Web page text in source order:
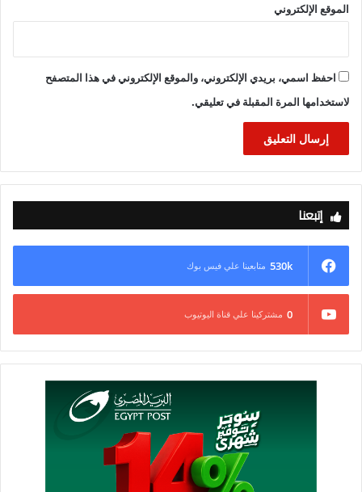
الموقع الإلكتروني
احفظ اسمي، بريدي الإلكتروني، والموقع الإلكتروني في هذا المتصفح
لاستخدامها المرة المقبلة في تعليقي.
إتبعنا
530k متابعينا علي فيس بوك
0 مشتركينا علي قناة اليوتيوب